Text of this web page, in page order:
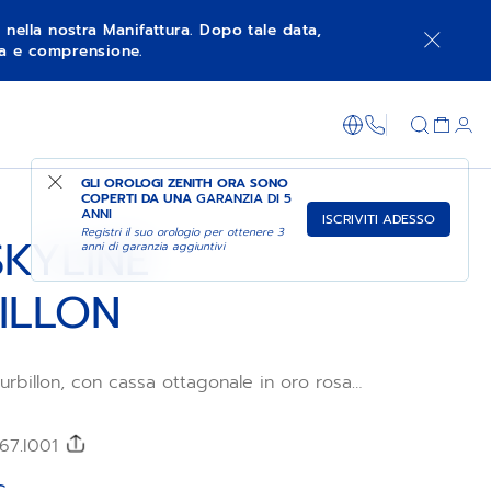
nostra Manifattura. Dopo tale data,
e comprensione.
+800 36 00
GLI OROLOGI ZENITH ORA SONO
COPERTI DA UNA GARANZIA DI 5
ANNI
Registri il suo orologio per ottenere 3
anni di garanzia aggiuntivi
ISCRIVITI ADESSO
con cassa ottagonale in oro rosa
sfaccettata, si distingue per il quadrante
Animato dal movimento automatico El